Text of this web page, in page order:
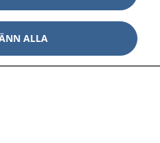
ALLA